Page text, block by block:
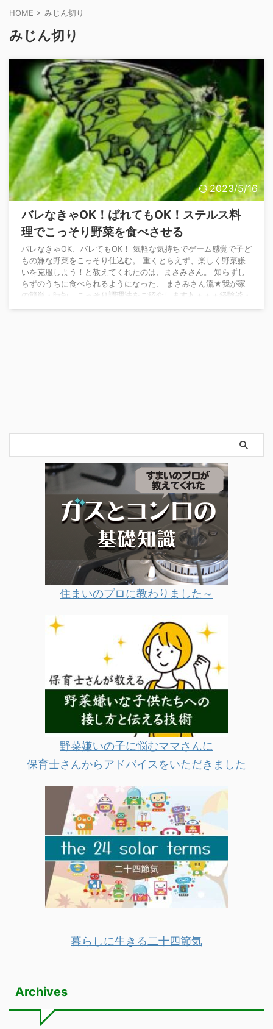
HOME > みじん切り
みじん切り
2023/5/16
バレなきゃOK！ばれてもOK！ステルス料
理でこっそり野菜を食べさせる
バレなきゃOK、バレてもOK！ 気軽な気持ちでゲーム感覚で子ど
もの嫌な野菜をこっそり仕込む。 重くとらえず、楽しく野菜嫌
いを克服しよう！と教えてくれたのは、まさみさん。 知らずし
らずのうちに食べられるようになった、 まさみさん流★我が家
の簡単・時短、こっそり調理法をご紹介します♪ ＋＋＋経験談・
野菜嫌いの子どもにバレずに食べさせる簡単・時短方法 +++ 野
住まいのプロに教わりました～
野菜嫌いの子に悩むママさんに
保育士さんからアドバイスをいただきました
暮らしに生きる二十四節気
Archives